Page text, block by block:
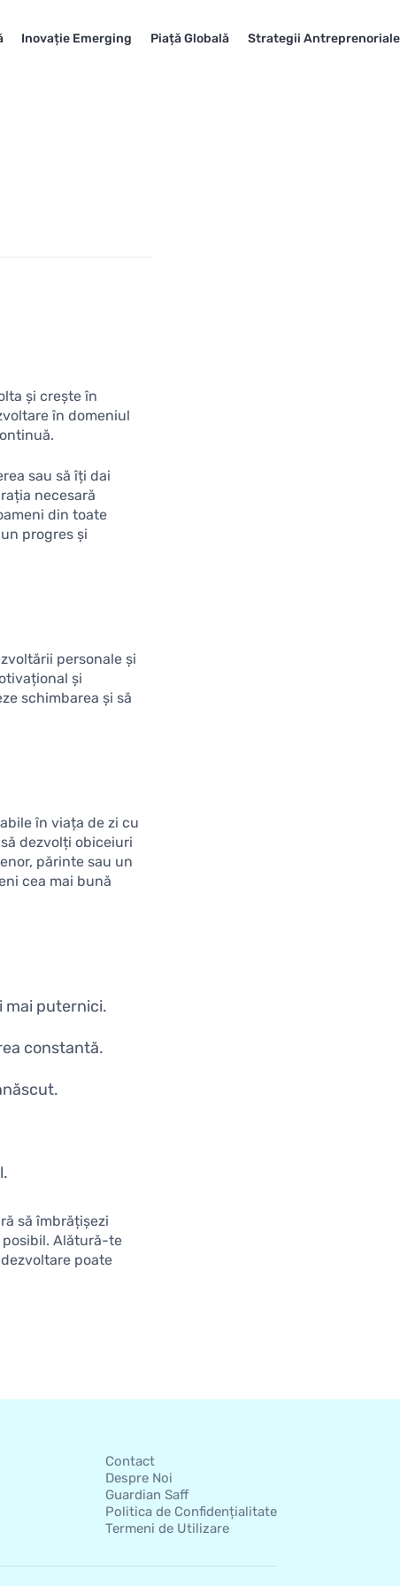
Inovație Emerging Piață Globală Strategii Antreprenoriale
și crește în
în domeniul
sau să îți dai
necesară
din toate
progres și
personale și
și
schimbarea și să
în viața de zi cu
dezvolți obiceiuri
părinte sau un
cea mai bună
mai puternici.
constantă.
să îmbrățișezi
posibil. Alătură-te
poate
Contact
Despre Noi
Guardian Saff
Politica de Confidențialitate
Termeni de Utilizare